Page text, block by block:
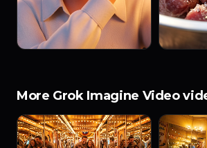
More Grok Imagine Video